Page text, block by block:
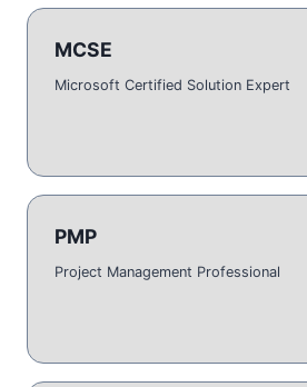
MCSE
Microsoft Certified Solution Expert
PMP
Project Management Professional